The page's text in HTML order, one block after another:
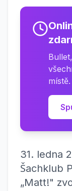
31. ledna
Šachklub
„Matt!"